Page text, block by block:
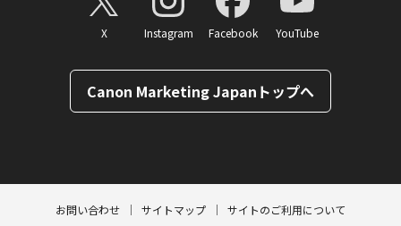
X Instagram Facebook YouTube
Canon Marketing Japanトップへ
お問い合わせ サイトマップ
サイトのご利用について